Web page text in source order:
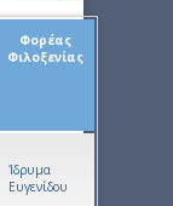
Φορέας
Φιλοξενίας
Ίδρυμα
Ευγενίδου